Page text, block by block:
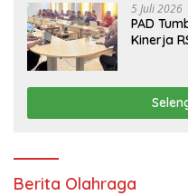
5 Juli 2026
PAD
Kinerja
Berita Olahraga